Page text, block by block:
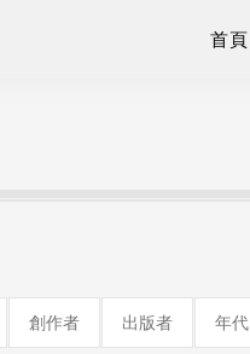
首頁
創作者 出版者 年代